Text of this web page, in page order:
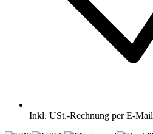
Inkl. USt.-Rechnung per E-Mail